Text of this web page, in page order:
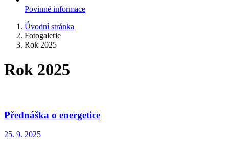
Povinné informace
Úvodní stránka
Fotogalerie
Rok 2025
Rok 2025
Přednáška o energetice
25. 9. 2025